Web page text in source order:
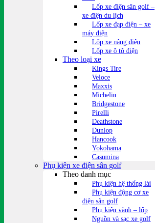
Lốp xe điện sân golf –
xe điện du lịch
Lốp xe đạp điện – xe
máy điện
Lốp xe nâng điện
Lốp xe ô tô điện
Theo loại xe
Kings Tire
Veloce
Maxxis
Michelin
Bridgestone
Pirelli
Deathstone
Dunlop
Hancook
Yokohama
Casumina
Phụ kiện xe điện sân golf
Theo danh mục
Phụ kiện hệ thống lái
Phụ kiện động cơ xe
điện sân golf
Phụ kiện vành – lốp
Nguồn và sạc xe golf